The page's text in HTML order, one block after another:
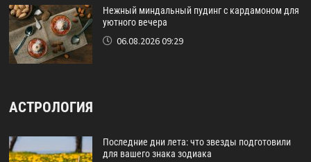
Нежный миндальный пудинг с кардамоном для
уютного вечера
06.08.2026 09:29
АСТРОЛОГИЯ
Последние дни лета: что звезды подготовили
для вашего знака зодиака